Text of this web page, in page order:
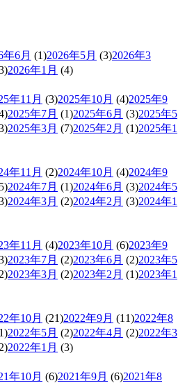
年6月 (1)2026年5月 (3)2026年3
2026年1月 (4)
年11月 (3)2025年10月 (4)2025年9
2025年7月 (1)2025年6月 (3)2025年5
2025年3月 (7)2025年2月 (1)2025年1
年11月 (2)2024年10月 (4)2024年9
2024年7月 (1)2024年6月 (3)2024年5
2024年3月 (2)2024年2月 (3)2024年1
年11月 (4)2023年10月 (6)2023年9
2023年7月 (2)2023年6月 (2)2023年5
2023年3月 (2)2023年2月 (1)2023年1
年10月 (21)2022年9月 (11)2022年8
2022年5月 (2)2022年4月 (2)2022年3
2022年1月 (3)
年10月 (6)2021年9月 (6)2021年8